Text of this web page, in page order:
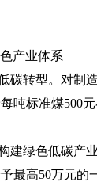
产业体系
碳转型。对制
吨标准煤500
建绿色低碳产
最高50万元